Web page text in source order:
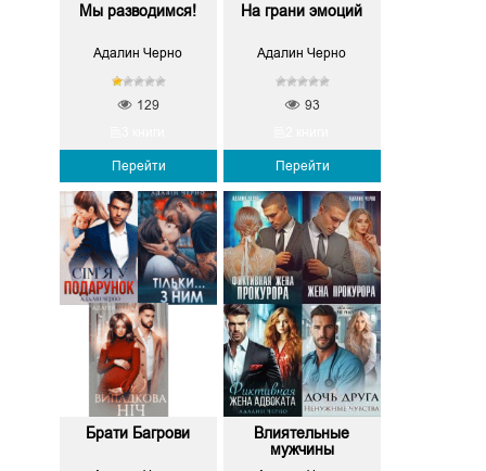
Мы разводимся!
Адалин Черно
Перейти
129
На грани эмоций
Адалин Черно
Перейти
93
Брати Багрови
Влиятельные
мужчины